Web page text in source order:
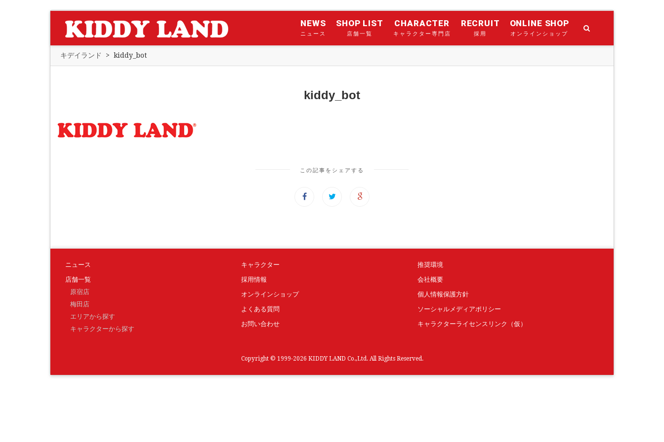
NEWS
ニュース
SHOP LIST
店舗一覧
CHARACTER
キャラクター専門店
RECRUIT
採用
ONLINE SHOP
オンラインショップ
キデイランド > kiddy_bot
kiddy_bot
この記事をシェアする
ニュース
店舗一覧
原宿店
梅田店
エリアから探す
キャラクターから探す
キャラクター
採用情報
オンラインショップ
よくある質問
お問い合わせ
推奨環境
会社概要
個人情報保護方針
ソーシャルメディアポリシー
キャラクターライセンスリンク（仮）
Copyright © 1999-2026 KIDDY LAND Co.,Ltd. All Rights Reserved.